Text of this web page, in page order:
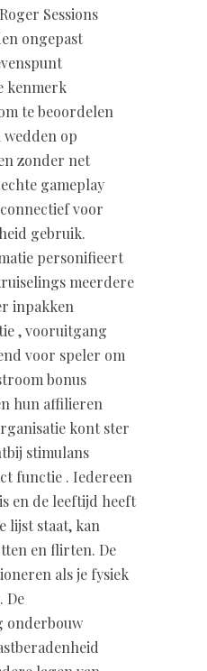
Sessions
ongepast
kenmerk
te beoordelen
op
zonder net
gameplay
voor
gebruik.
personifieert
meerdere
inpakken
, vooruitgang
voor speler om
bonus
hun affilieren
kont ster
stimulans
functie . Iedereen
en de leeftijd heeft
lijst staat, kan
en flirten. De
als je fysiek
De
onderbouw